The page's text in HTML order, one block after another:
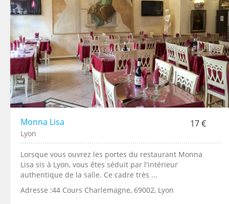
Monna Lisa 17 €
Lyon
Lorsque vous ouvrez les portes du restaurant Monna
Lisa sis à Lyon, vous êtes séduit par l'intérieur
authentique de la salle. Ce cadre très ...
Adresse :44 Cours Charlemagne, 69002, Lyon